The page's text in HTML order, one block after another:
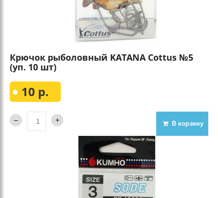
Крючок рыболовный KATANA Cottus №5
(уп. 10 шт)
10 р.
В корзину